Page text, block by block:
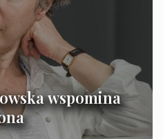
wspomina